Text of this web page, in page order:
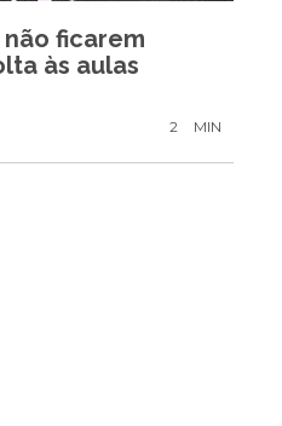
não ficarem
às aulas
2 MIN